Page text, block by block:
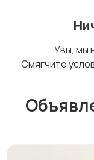
Увы, мы
Смягчите